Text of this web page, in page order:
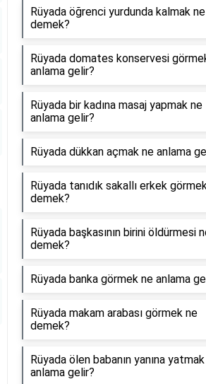
Rüyada öğrenci yurdunda kalmak ne
demek?
Rüyada domates konservesi
anlama gelir?
Rüyada bir kadına masaj yapmak ne
anlama gelir?
Rüyada dükkan açmak ne anlama
Rüyada tanıdık sakallı erkek
demek?
Rüyada başkasının birini öldürmesi
demek?
Rüyada banka görmek ne anlama
Rüyada makam arabası görmek ne
demek?
Rüyada ölen babanın yanına
anlama gelir?